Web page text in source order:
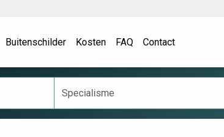
Buitenschilder Kosten FAQ Contact